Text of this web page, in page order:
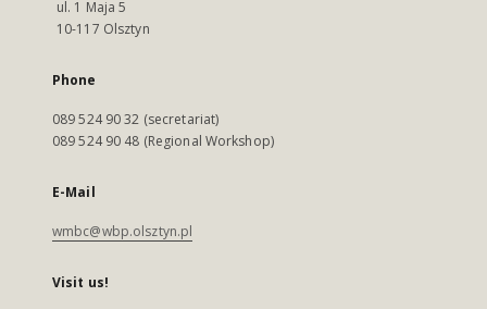
ul. 1 Maja 5
10-117 Olsztyn
Phone
089 524 90 32 (secretariat)
089 524 90 48 (Regional Workshop)
E-Mail
wmbc@wbp.olsztyn.pl
Visit us!